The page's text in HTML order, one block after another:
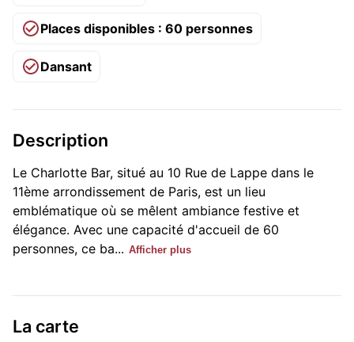
Places disponibles : 60 personnes
Dansant
Description
Le Charlotte Bar, situé au 10 Rue de Lappe dans le
11ème arrondissement de Paris, est un lieu
emblématique où se mêlent ambiance festive et
élégance. Avec une capacité d'accueil de 60
personnes, ce ba... Afficher plus
La carte